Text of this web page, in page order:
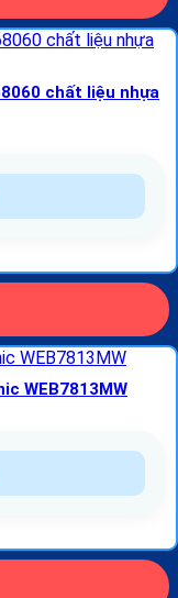
chất liệu nhựa
WEB7813MW